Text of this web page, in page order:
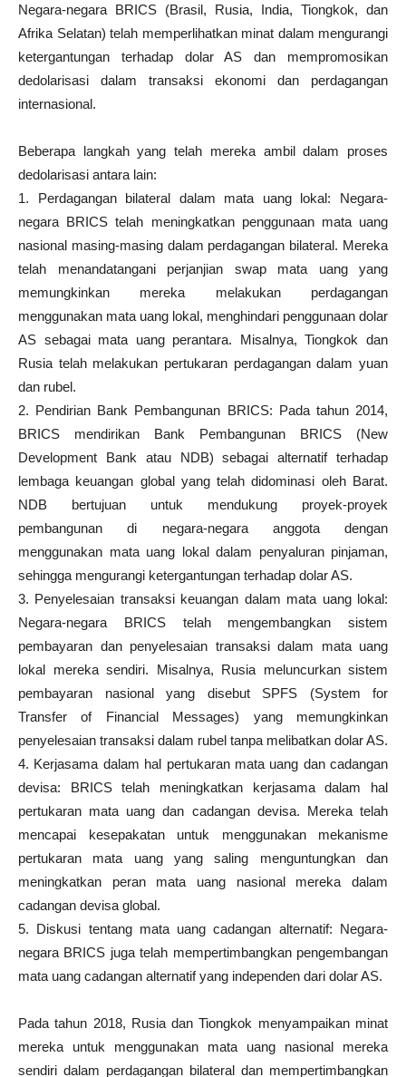
Negara-negara BRICS (Brasil, Rusia, India, Tiongkok, dan
Afrika Selatan) telah memperlihatkan minat dalam mengurangi
ketergantungan terhadap dolar AS dan mempromosikan
dedolarisasi dalam transaksi ekonomi dan perdagangan
internasional.
Beberapa langkah yang telah mereka ambil dalam proses
dedolarisasi antara lain:
1. Perdagangan bilateral dalam mata uang lokal: Negara-
negara BRICS telah meningkatkan penggunaan mata uang
nasional masing-masing dalam perdagangan bilateral. Mereka
telah menandatangani perjanjian swap mata uang yang
memungkinkan mereka melakukan perdagangan
menggunakan mata uang lokal, menghindari penggunaan dolar
AS sebagai mata uang perantara. Misalnya, Tiongkok dan
Rusia telah melakukan pertukaran perdagangan dalam yuan
dan rubel.
2. Pendirian Bank Pembangunan BRICS: Pada tahun 2014,
BRICS mendirikan Bank Pembangunan BRICS (New
Development Bank atau NDB) sebagai alternatif terhadap
lembaga keuangan global yang telah didominasi oleh Barat.
NDB bertujuan untuk mendukung proyek-proyek
pembangunan di negara-negara anggota dengan
menggunakan mata uang lokal dalam penyaluran pinjaman,
sehingga mengurangi ketergantungan terhadap dolar AS.
3. Penyelesaian transaksi keuangan dalam mata uang lokal:
Negara-negara BRICS telah mengembangkan sistem
pembayaran dan penyelesaian transaksi dalam mata uang
lokal mereka sendiri. Misalnya, Rusia meluncurkan sistem
pembayaran nasional yang disebut SPFS (System for
Transfer of Financial Messages) yang memungkinkan
penyelesaian transaksi dalam rubel tanpa melibatkan dolar AS.
4. Kerjasama dalam hal pertukaran mata uang dan cadangan
devisa: BRICS telah meningkatkan kerjasama dalam hal
pertukaran mata uang dan cadangan devisa. Mereka telah
mencapai kesepakatan untuk menggunakan mekanisme
pertukaran mata uang yang saling menguntungkan dan
meningkatkan peran mata uang nasional mereka dalam
cadangan devisa global.
5. Diskusi tentang mata uang cadangan alternatif: Negara-
negara BRICS juga telah mempertimbangkan pengembangan
mata uang cadangan alternatif yang independen dari dolar AS.
Pada tahun 2018, Rusia dan Tiongkok menyampaikan minat
mereka untuk menggunakan mata uang nasional mereka
sendiri dalam perdagangan bilateral dan mempertimbangkan